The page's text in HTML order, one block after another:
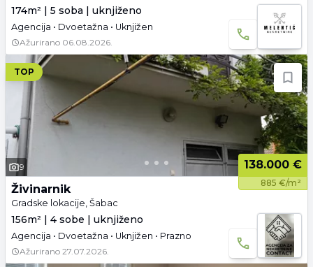
174m² | 5 soba | uknjiženo
Agencija • Dvoetažna • Uknjižen
Ažurirano 06.08.2026.
TOP
9 138.000 €
885 €/m²
Živinarnik
Gradske lokacije, Šabac
156m² | 4 sobe | uknjiženo
Agencija • Dvoetažna • Uknjižen • Prazno
Ažurirano 27.07.2026.